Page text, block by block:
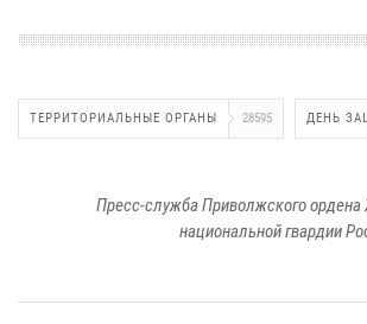
ТЕРРИТОРИАЛЬНЫЕ ОРГАНЫ 28595 ДЕНЬ
Пресс-служба Приволжского ордена
национальной гвардии